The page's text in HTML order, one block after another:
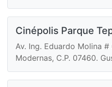
Cinépolis Parque
Av. Ing. Eduardo Molina
Modernas, C.P. 07460.